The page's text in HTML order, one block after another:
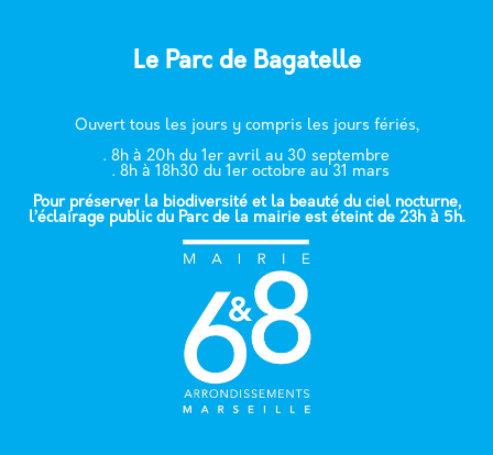
Le Parc de Bagatelle
Ouvert tous les jours y compris les jours fériés,
. 8h à 20h du 1er avril au 30 septembre
. 8h à 18h30 du 1er octobre au 31 mars
Pour préserver la biodiversité et la beauté du ciel nocturne,
l’éclairage public du Parc de la mairie est éteint de 23h à 5h.